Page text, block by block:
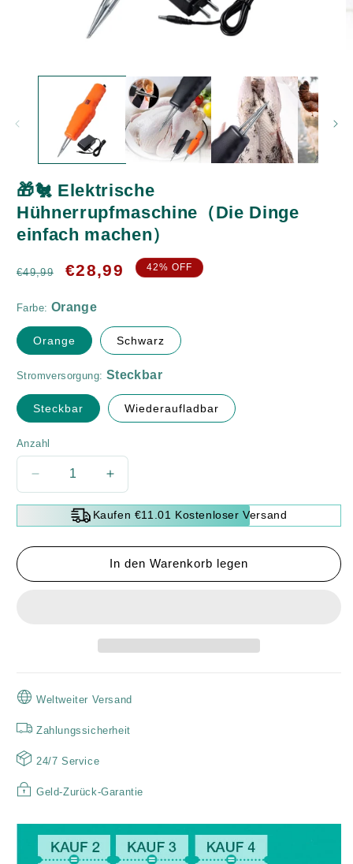
🎁🐔 Elektrische
Hühnerrupfmaschine（Die Dinge
einfach machen）
Normaler
€49,99 Verkaufspreis
€28,99 42% OFF
Farbe:
Orange
Orange Schwarz
Stromversorgung:
Steckbar Wiederaufladbar
Anzahl
Verringere
die
Menge
für
🎁
Elektrische
machen）
Erhöhe
die
Menge
für
🎁
🐔
Elektrische
machen）
Kaufen €11.01 Kostenloser Versand
In den Warenkorb legen
Weltweiter Versand
Zahlungssicherheit
24/7 Service
Geld-Zurück-Garantie